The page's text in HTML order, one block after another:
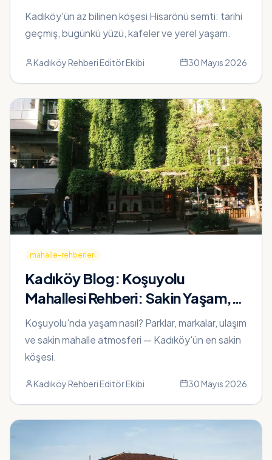
Yerel Rehber
Kadıköy'ün az bilinen köşesi Hisarönü semti: tarihi
geçmiş, bugünkü yüzü, kafeler ve yerel yaşam.
Kadıköy Rehberi Editör Ekibi 30 Mayıs 2026
mahalle-rehberleri
Kadıköy Blog: Koşuyolu
Mahallesi Rehberi: Sakin Yaşam,
Parklar ve Günlük Hayat
Koşuyolu'nda yaşam nasıl? Parklar, markalar, ulaşım
ve sakin mahalle atmosferi — Kadıköy'ün en sakin
köşesi.
Kadıköy Rehberi Editör Ekibi 30 Mayıs 2026